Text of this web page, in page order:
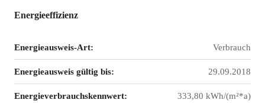
Energieeffizienz
Energieausweis-Art: Verbrauch
Energieausweis gültig bis: 29.09.2018
Energieverbrauchskennwert: 333,80 kWh/(m²*a)